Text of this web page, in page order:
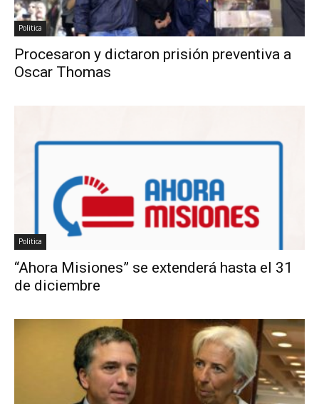
Politica
Procesaron y dictaron prisión preventiva a
Oscar Thomas
Politica
“Ahora Misiones” se extenderá hasta el 31
de diciembre